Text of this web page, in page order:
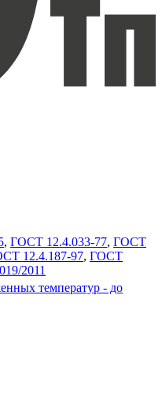
, ГОСТ 12.4.033-77, ГОСТ
12.4.187-97, ГОСТ
2011
температур - до